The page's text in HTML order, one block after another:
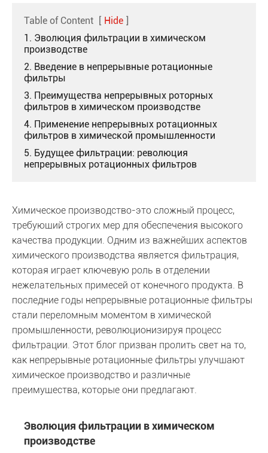
Table of Content [ Hide ]
1. Эволюция фильтрации в химическом
производстве
2. Введение в непрерывные ротационные
фильтры
3. Преимущества непрерывных роторных
фильтров в химическом производстве
4. Применение непрерывных ротационных
фильтров в химической промышленности
5. Будущее фильтрации: революция
непрерывных ротационных фильтров
Химическое производство-это сложный процесс,
требующий строгих мер для обеспечения высокого
качества продукции. Одним из важнейших аспектов
химического производства является фильтрация,
которая играет ключевую роль в отделении
нежелательных примесей от конечного продукта. В
последние годы непрерывные ротационные фильтры
стали переломным моментом в химической
промышленности, революционизируя процесс
фильтрации. Этот блог призван пролить свет на то,
как непрерывные ротационные фильтры улучшают
химическое производство и различные
преимущества, которые они предлагают.
Эволюция фильтрации в химическом
производстве